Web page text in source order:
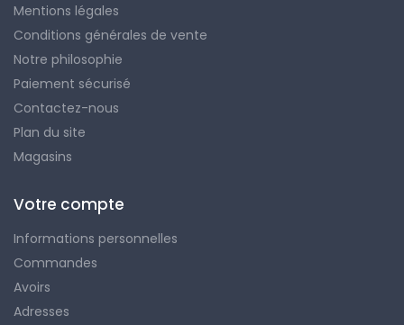
Mentions légales
Conditions générales de vente
Notre philosophie
Paiement sécurisé
Contactez-nous
Plan du site
Magasins
Votre compte
Informations personnelles
Commandes
Avoirs
Adresses